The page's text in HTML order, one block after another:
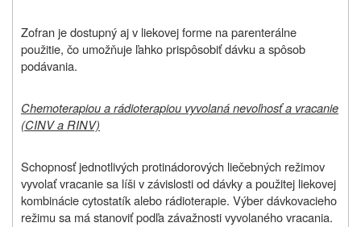
Zofran je dostupný aj v liekovej forme na parenterálne
použitie, čo umožňuje ľahko prispôsobiť dávku a spôsob
podávania.
Chemoterapiou a rádioterapiou vyvolaná nevoľnosť a vracanie
(CINV a RINV)
Schopnosť jednotlivých protinádorových liečebných režimov
vyvolať vracanie sa líši v závislosti od dávky a použitej liekovej
kombinácie cytostatík alebo rádioterapie. Výber dávkovacieho
režimu sa má stanoviť podľa závažnosti vyvolaného vracania.